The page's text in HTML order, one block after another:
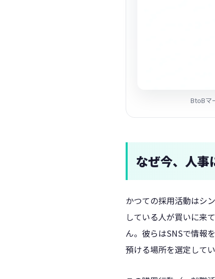
BtoBマ
なぜ今、人事
かつての採用活動はシ
している人が買いに来
ん。彼らはSNSで情報
預ける場所を選定してい